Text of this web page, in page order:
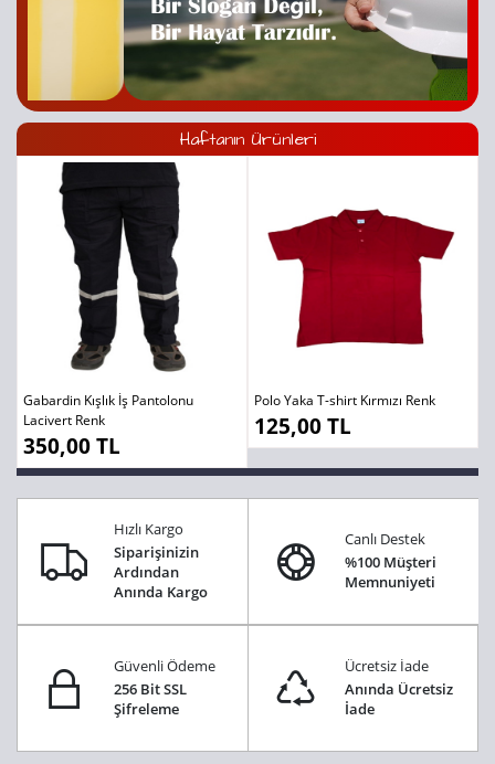
Haftanın Ürünleri
Gabardin Kışlık İş Pantolonu
Lacivert Renk
350,00 TL
Polo Yaka T-shirt Kırmızı Renk
125,00 TL
Hızlı Kargo
Siparişinizin
Ardından
Anında Kargo
Canlı Destek
%100 Müşteri
Memnuniyeti
Güvenli Ödeme
256 Bit SSL
Şifreleme
Ücretsiz İade
Anında Ücretsiz
İade